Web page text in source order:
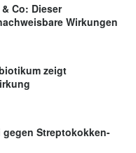
Co: Dieser
Wirkungen
zeigt
Streptokokken-